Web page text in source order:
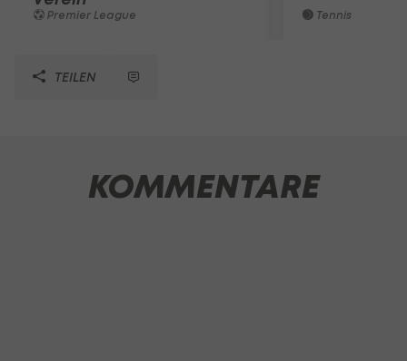
Premier League Tennis
TEILEN
KOMMENTARE